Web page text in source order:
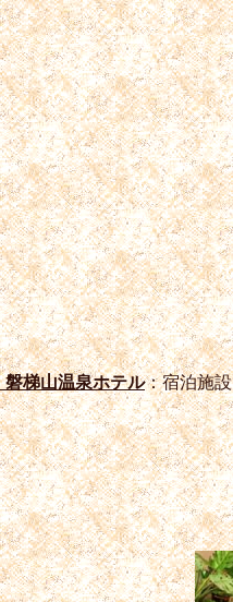
梯山温泉ホテル：宿泊施設